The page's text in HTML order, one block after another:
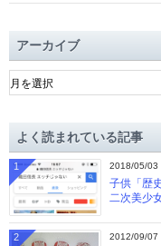
アーカイブ
ア
ー
ブよく読まれている記事
2018/05/03
子供「歴
二次美少
1
2012/09/07
2